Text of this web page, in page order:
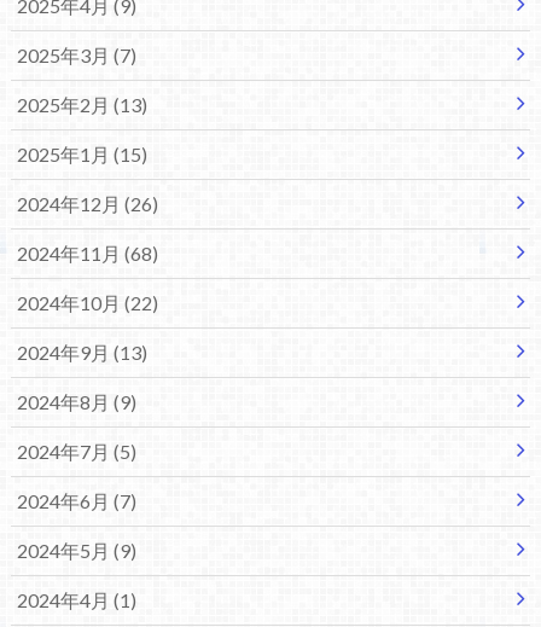
2025年4月 (9)
2025年3月 (7)
2025年2月 (13)
2025年1月 (15)
2024年12月 (26)
2024年11月 (68)
2024年10月 (22)
2024年9月 (13)
2024年8月 (9)
2024年7月 (5)
2024年6月 (7)
2024年5月 (9)
2024年4月 (1)